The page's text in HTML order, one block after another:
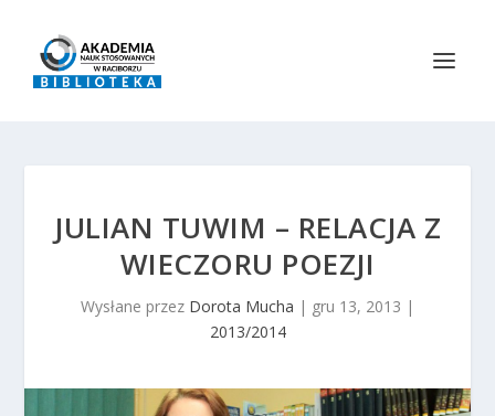
JULIAN TUWIM – RELACJA Z
WIECZORU POEZJI
Wysłane przez Dorota Mucha | gru 13, 2013 |
2013/2014